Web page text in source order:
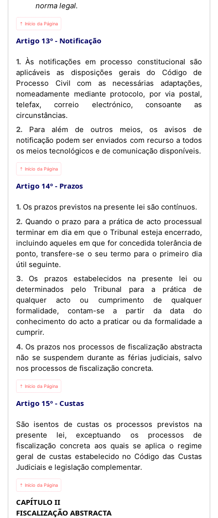
norma legal.
⇡ Início da Página
Artigo 13º Notificação
1. Às notificações em processo constitucional são
aplicáveis as disposições gerais do Código de
Processo Civil com as necessárias adaptações,
nomeadamente mediante protocolo, por via postal,
telefax, correio electrónico, consoante as
circunstâncias.
2. Para além de outros meios, os avisos de
notificação podem ser enviados com recurso a todos
os meios tecnológicos e de comunicação disponíveis.
⇡ Início da Página
Artigo 14º Prazos
1. Os prazos previstos na presente lei são contínuos.
2. Quando o prazo para a prática de acto processual
terminar em dia em que o Tribunal esteja encerrado,
incluindo aqueles em que for concedida tolerância de
ponto, transfere-se o seu termo para o primeiro dia
útil seguinte.
3. Os prazos estabelecidos na presente lei ou
determinados pelo Tribunal para a prática de
qualquer acto ou cumprimento de qualquer
formalidade, contam-se a partir da data do
conhecimento do acto a praticar ou da formalidade a
cumprir.
4. Os prazos nos processos de fiscalização abstracta
não se suspendem durante as férias judiciais, salvo
nos processos de fiscalização concreta.
⇡ Início da Página
Artigo 15º Custas
São isentos de custas os processos previstos na
presente lei, exceptuando os processos de
fiscalização concreta aos quais se aplica o regime
geral de custas estabelecido no Código das Custas
Judiciais e legislação complementar.
⇡ Início da Página
CAPÍTULO II
FISCALIZAÇÃO ABSTRACTA